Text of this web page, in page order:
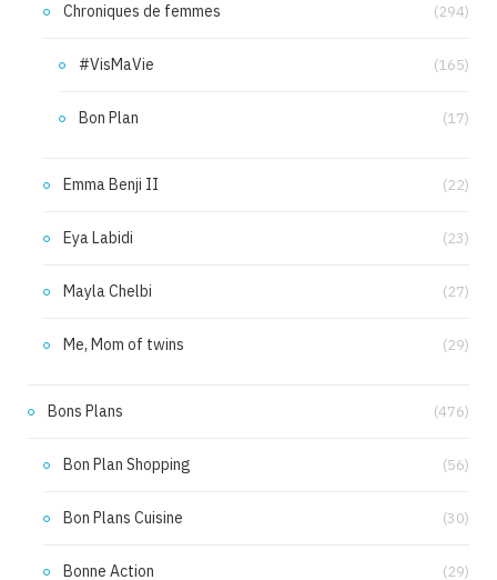
Chroniques de femmes (294)
#VisMaVie (165)
Bon Plan (17)
Emma Benji II (22)
Eya Labidi (23)
Mayla Chelbi (27)
Me, Mom of twins (29)
Bons Plans (476)
Bon Plan Shopping (56)
Bon Plans Cuisine (30)
Bonne Action (29)